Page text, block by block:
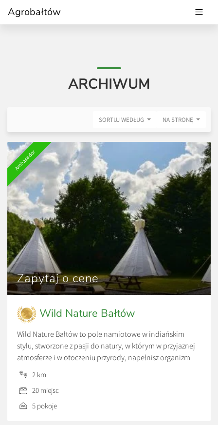
Agrobałtów
ARCHIWUM
SORTUJ WEDŁUG NA STRONĘ
Ambasador
Zapytaj o cene
Wild Nature Bałtów
Wild Nature Bałtów to pole namiotowe w indiańskim
stylu, stworzone z pasji do natury, w którym w przyjaznej
atmosferze i w otoczeniu przyrody, napełnisz organizm
pozytywna energią. Jeśli zależy wam na wypoczynku na
łonie natury, w spokojnym miejscu. Aby po przebudzeniu
słyszeć śpiew ptaków, natomiast wieczorem wspólnie z
sąsiadami zasiąść przy ognisku pod rozgwieżdżonym
2 km
20 miejsc
5 pokoje